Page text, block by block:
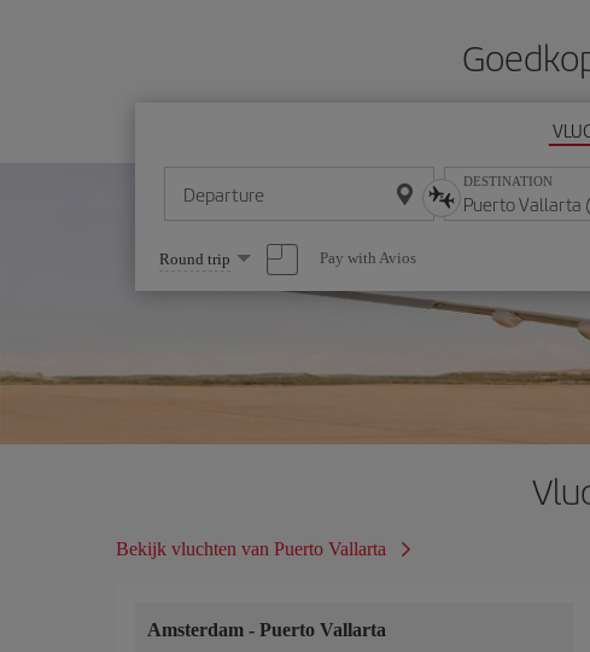
Departure DESTINATION
Select
one
option
Round trip Pay with Avios
Bekijk vluchten van Puerto Vallarta
Amsterdam - Puerto Vallarta